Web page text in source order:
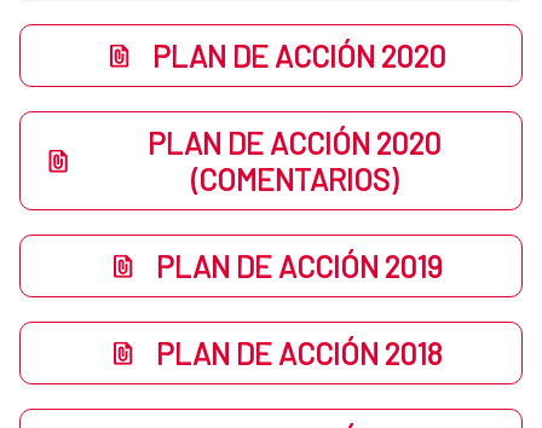
PLAN DE ACCIÓN 2020
PLAN DE ACCIÓN 2020
(COMENTARIOS)
PLAN DE ACCIÓN 2019
PLAN DE ACCIÓN 2018